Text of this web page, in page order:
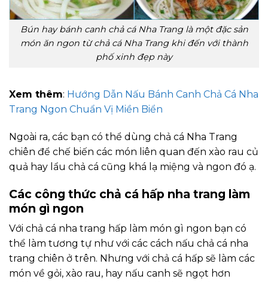
Bún hay bánh canh chả cá Nha Trang là một đặc sản
món ăn ngon từ chả cá Nha Trang khi đến với thành
phố xinh đẹp này
Xem thêm: Hướng Dẫn Nấu Bánh Canh Chả Cá Nha
Trang Ngon Chuẩn Vị Miền Biển
Ngoài ra, các bạn có thể dùng chả cá Nha Trang
chiên để chế biến các món liên quan đến xào rau củ
quả hay lẩu chả cá cũng khá lạ miệng và ngon đó ạ.
Các công thức chả cá hấp nha trang làm
món gì ngon
Với chả cá nha trang hấp làm món gì ngon bạn có
thể làm tương tự như với các cách nấu chả cá nha
trang chiên ở trên. Nhưng với chả cá hấp sẽ làm các
món về gỏi, xào rau, hay nấu canh sẽ ngọt hơn